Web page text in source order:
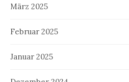
März 2025
Februar 2025
Januar 2025